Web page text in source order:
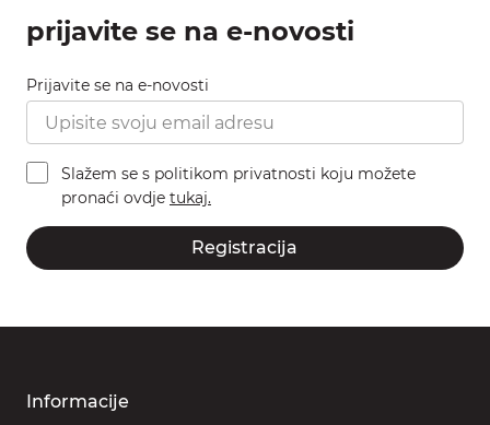
prijavite se na e-novosti
Prijavite se na e-novosti
Slažem se s politikom privatnosti koju možete
pronaći ovdje tukaj.
Registracija
Informacije